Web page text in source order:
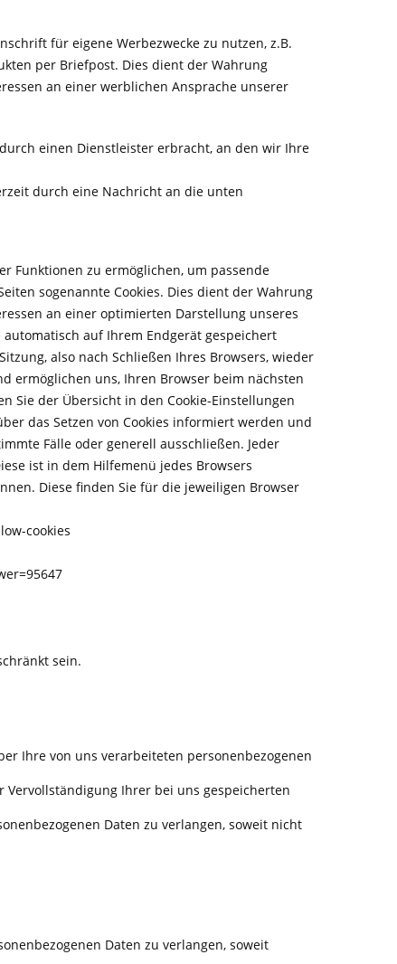
für eigene Werbezwecke zu nutzen, z.B.
per Briefpost. Dies dient der Wahrung
an einer werblichen Ansprache unserer
einen Dienstleister erbracht, an den wir Ihre
durch eine Nachricht an die unten
Funktionen zu ermöglichen, um passende
sogenannte Cookies. Dies dient der Wahrung
an einer optimierten Darstellung unseres
automatisch auf Ihrem Endgerät gespeichert
also nach Schließen Ihres Browsers, wieder
ermöglichen uns, Ihren Browser beim nächsten
Sie der Übersicht in den Cookie-Einstellungen
das Setzen von Cookies informiert werden und
Fälle oder generell ausschließen. Jeder
ist in dem Hilfemenü jedes Browsers
Diese finden Sie für die jeweiligen Browser
cookies
sein.
Ihre von uns verarbeiteten personenbezogenen
Vervollständigung Ihrer bei uns gespeicherten
Daten zu verlangen, soweit nicht
Daten zu verlangen, soweit